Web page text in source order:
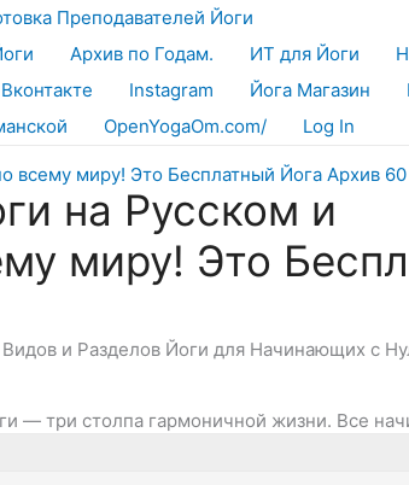
Преподавателей Йоги
Архив по Годам. ИТ для Йоги
Вконтакте Instagram Йога Магазин
OpenYogaOm.com/ Log In
на Русском и
миру! Это
и Разделов Йоги для Начинающих с
— три столпа гармоничной жизни. Все